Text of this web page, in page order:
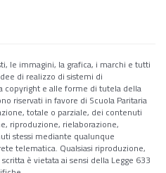
le immagini, la grafica, i marchi e tutti
di realizzo di sistemi di
copyright e alle forme di tutela della
riservati in favore di Scuola Paritaria
totale o parziale, dei contenuti
riproduzione, rielaborazione,
stessi mediante qualunque
telematica. Qualsiasi riproduzione,
è vietata ai sensi della Legge 633